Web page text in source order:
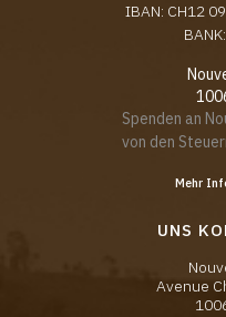
IBAN: CH12
Spenden an
von den
Mehr
UNS
Avenue